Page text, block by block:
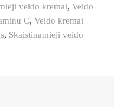
veido kremai, Veido
C, Veido kremai
, Skaistinamieji veido